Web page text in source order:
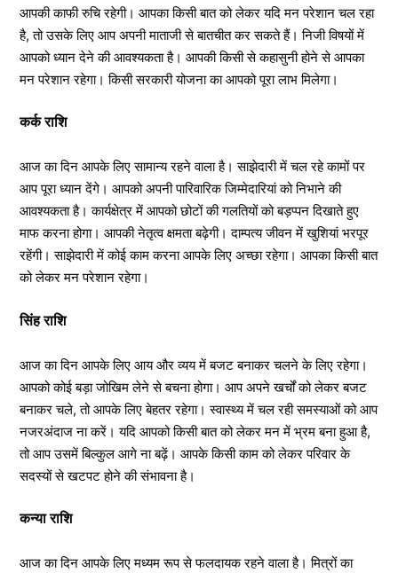
आपकी काफी रुचि रहेगी। आपका किसी बात को लेकर यदि मन परेशान चल रहा
है, तो उसके लिए आप अपनी माताजी से बातचीत कर सकते हैं। निजी विषयों में
आपको ध्यान देने की आवश्यकता है। आपकी किसी से कहासुनी होने से आपका
मन परेशान रहेगा। किसी सरकारी योजना का आपको पूरा लाभ मिलेगा।
कर्क राशि
आज का दिन आपके लिए सामान्य रहने वाला है। साझेदारी में चल रहे कामों पर
आप पूरा ध्यान देंगे। आपको अपनी पारिवारिक जिम्मेदारियां को निभाने की
आवश्यकता है। कार्यक्षेत्र में आपको छोटों की गलतियों को बड़प्पन दिखाते हुए
माफ करना होगा। आपकी नेतृत्व क्षमता बढ़ेगी। दाम्पत्य जीवन में खुशियां भरपूर
रहेंगी। साझेदारी में कोई काम करना आपके लिए अच्छा रहेगा। आपका किसी बात
को लेकर मन परेशान रहेगा।
सिंह राशि
आज का दिन आपके लिए आय और व्यय में बजट बनाकर चलने के लिए रहेगा।
आपको कोई बड़ा जोखिम लेने से बचना होगा। आप अपने खर्चों को लेकर बजट
बनाकर चले, तो आपके लिए बेहतर रहेगा। स्वास्थ्य में चल रही समस्याओं को आप
नजरअंदाज ना करें। यदि आपको किसी बात को लेकर मन में भ्रम बना हुआ है,
तो आप उसमें बिल्कुल आगे ना बढ़ें। आपके किसी काम को लेकर परिवार के
सदस्यों से खटपट होने की संभावना है।
कन्या राशि
आज का दिन आपके लिए मध्यम रूप से फलदायक रहने वाला है। मित्रों का